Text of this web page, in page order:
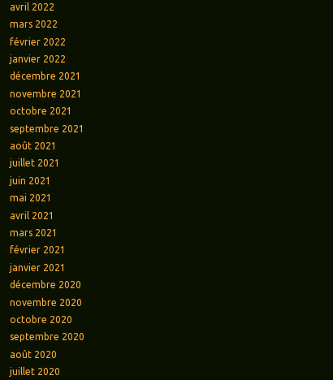
avril 2022
mars 2022
février 2022
janvier 2022
décembre 2021
novembre 2021
octobre 2021
septembre 2021
août 2021
juillet 2021
juin 2021
mai 2021
avril 2021
mars 2021
février 2021
janvier 2021
décembre 2020
novembre 2020
octobre 2020
septembre 2020
août 2020
juillet 2020